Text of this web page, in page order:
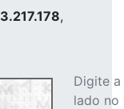
,
Digite
lado no